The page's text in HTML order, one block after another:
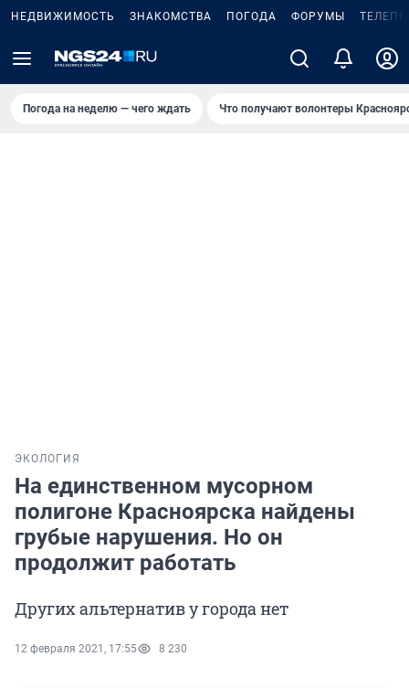
НЕДВИЖИМОСТЬ ЗНАКОМСТВА ПОГОДА ФОРУМЫ
Погода на неделю — чего ждать Что получают волонтеры
ЭКОЛОГИЯ
На единственном мусорном
полигоне Красноярска найдены
грубые нарушения. Но он
продолжит работать
Других альтернатив у города нет
12 февраля 2021, 17:55 8 230